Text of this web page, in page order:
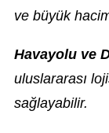
ve büyük
Havayolu ve
uluslararası
sağlayabilir.